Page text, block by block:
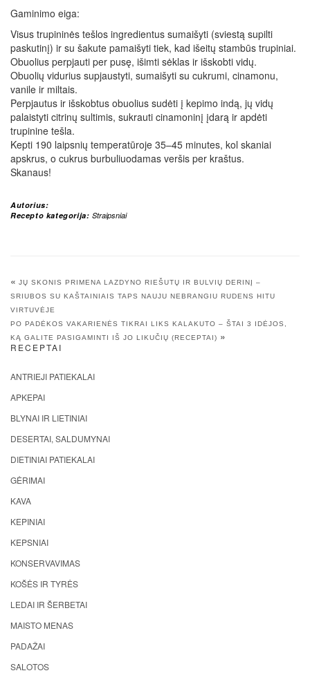
Gaminimo eiga:
Visus trupininės tešlos ingredientus sumaišyti (sviestą supilti
paskutinį) ir su šakute pamaišyti tiek, kad išeitų stambūs trupiniai.
Obuolius perpjauti per pusę, išimti sėklas ir išskobti vidų.
Obuolių vidurius supjaustyti, sumaišyti su cukrumi, cinamonu,
vanile ir miltais.
Perpjautus ir išskobtus obuolius sudėti į kepimo indą, jų vidų
palaistyti citrinų sultimis, sukrauti cinamoninį įdarą ir apdėti
trupinine tešla.
Kepti 190 laipsnių temperatūroje 35–45 minutes, kol skaniai
apskrus, o cukrus burbuliuodamas veršis per kraštus.
Skanaus!
Autorius:
Recepto kategorija: Straipsniai
« JŲ SKONIS PRIMENA LAZDYNO RIEŠUTŲ IR BULVIŲ DERINĮ –
SRIUBOS SU KAŠTAINIAIS TAPS NAUJU NEBRANGIU RUDENS HITU
VIRTUVĖJE
PO PADĖKOS VAKARIENĖS TIKRAI LIKS KALAKUTO – ŠTAI 3 IDĖJOS,
KĄ GALITE PASIGAMINTI IŠ JO LIKUČIŲ (RECEPTAI) »
RECEPTAI
ANTRIEJI PATIEKALAI
APKEPAI
BLYNAI IR LIETINIAI
DESERTAI, SALDUMYNAI
DIETINIAI PATIEKALAI
GĖRIMAI
KAVA
KEPINIAI
KEPSNIAI
KONSERVAVIMAS
KOŠĖS IR TYRĖS
LEDAI IR ŠERBETAI
MAISTO MENAS
PADAŽAI
SALOTOS